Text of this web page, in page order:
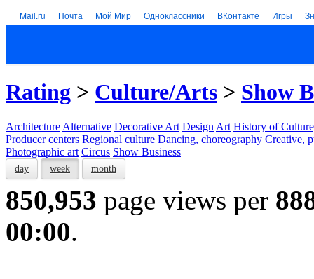
Mail.ru Почта Мой Мир Одноклассники ВКонтакте Игры
Rating > Culture/Arts > Show
Architecture Alternative Decorative Art Design Art History of
Producer centers Regional culture Dancing, choreography Creative,
Photographic art Circus Show Business
day week month
850,953 page views per
00:00.